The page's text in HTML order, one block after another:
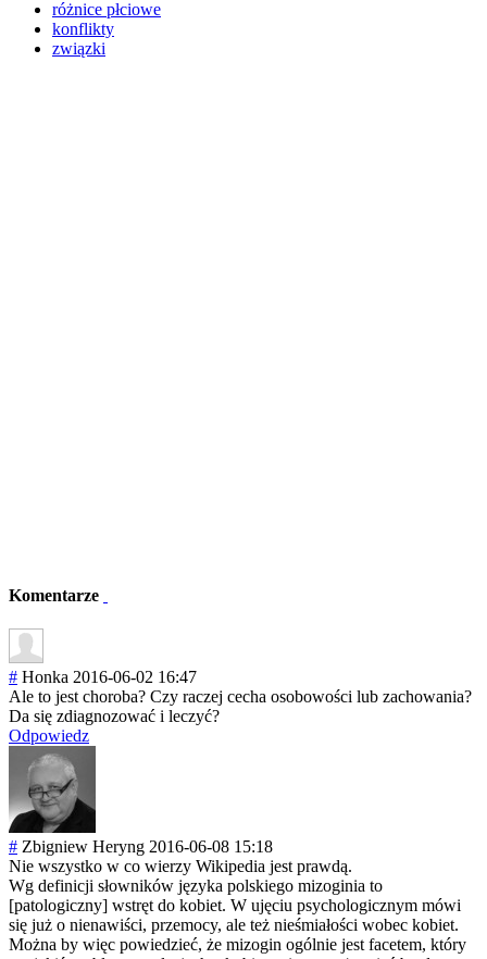
różnice płciowe
konflikty
związki
Komentarze
# Honka 2016-06-02 16:47
Ale to jest choroba? Czy raczej cecha osobowości lub zachowania?
Da się zdiagnozować i leczyć?
Odpowiedz
# Zbigniew Heryng 2016-06-08 15:18
Nie wszystko w co wierzy Wikipedia jest prawdą.
Wg definicji słowników języka polskiego mizoginia to
[patologiczny] wstręt do kobiet. W ujęciu psychologicznym mówi
się już o nienawiści, przemocy, ale też nieśmiałości wobec kobiet.
Można by więc powiedzieć, że mizogin ogólnie jest facetem, który